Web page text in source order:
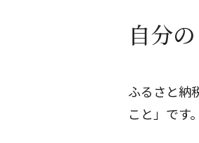
自分
ふるさと納
こと」です。